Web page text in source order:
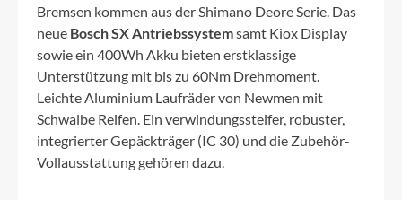
Bremsen kommen aus der Shimano Deore Serie. Das
neue Bosch SX Antriebssystemsamt Kiox Display
sowie ein 400Wh Akku bieten erstklassige
Unterstützung mit bis zu 60Nm Drehmoment.
Leichte Aluminium Laufräder von Newmen mit
Schwalbe Reifen. Ein verwindungssteifer, robuster,
integrierter Gepäckträger (IC 30) und die Zubehör-
Vollausstattung gehören dazu.